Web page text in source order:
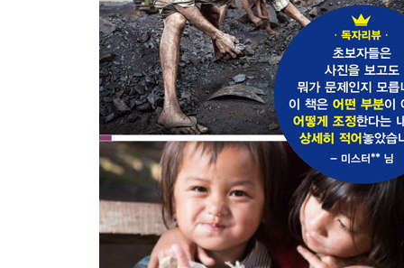
4. 웹용 내보내기 - 인스타그램, 페이스북, 인터넷
5. 전문 디자이너가 있는 곳으로 내보내기 - 신문사
6. 작은 사이즈로 출력하기 - 국내 인화업체
7. 전문가용으로 출력하기 - 전시용, 고품질 인화
8. 집에서 직접 인쇄하기 - 인쇄 모듈
9. 나만의 도장, 워터마크 제작하기
BOOK 2 Retouching
/ 사진 분야별 리터칭 시크릿
｜풍경 LANDSCAPE｜